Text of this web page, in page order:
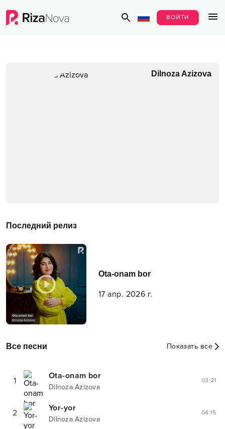
ВОЙТИ
Dilnoza Azizova
Последний релиз
Ota-onam bor
17 апр. 2026 г.
Все песни Показать все
1 Ota-onam bor
Dilnoza Azizova
03:21
2 Yor-yor
Dilnoza Azizova
04:15